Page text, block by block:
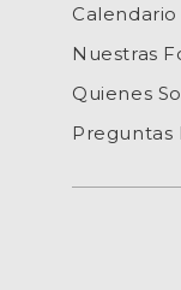
Calendario
Nuestras
Quienes
Preguntas